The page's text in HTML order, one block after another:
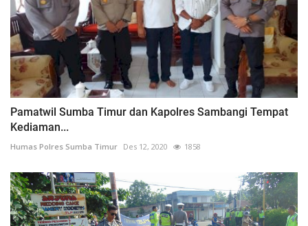
Pamatwil Sumba Timur dan Kapolres Sambangi Tempat
Kediaman...
Humas Polres Sumba Timur Des 12, 2020 1858